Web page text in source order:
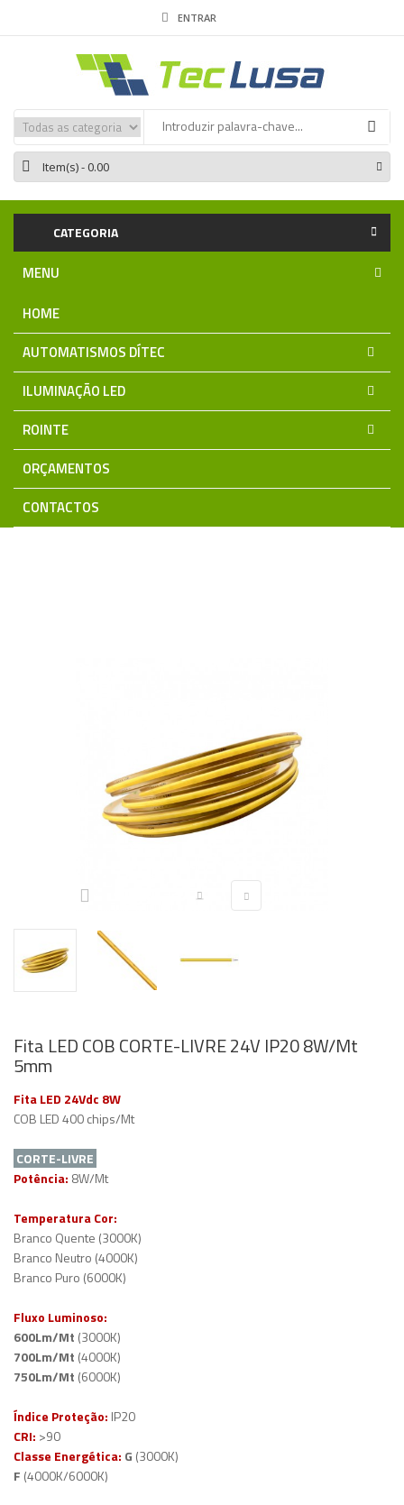
ENTRAR
Item(s)- 0.00
CATEGORIA
MENU
HOME
AUTOMATISMOS DÍTEC
ILUMINAÇÃO LED
ROINTE
ORÇAMENTOS
CONTACTOS
Fita LED COB CORTE-LIVRE 24V IP20 8W/Mt
5mm
Fita LED 24Vdc 8W
COB LED 400 chips/Mt
CORTE-LIVRE
Potência: 8W/Mt
Temperatura Cor:
Branco Quente (3000K)
Branco Neutro (4000K)
Branco Puro (6000K)
Fluxo Luminoso:
600Lm/Mt (3000K)
700Lm/Mt (4000K)
750Lm/Mt (6000K)
Índice Proteção: IP20
CRI: >90
Classe Energética: G (3000K)
F (4000K/6000K)